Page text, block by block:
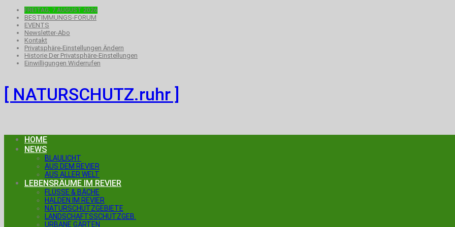
FREITAG, 7.AUGUST 2026
BESTIMMUNGS-FORUM
EVENTS
Newsletter-Abo
Kontakt
Privatsphäre-Einstellungen Ändern
Historie Der Privatsphäre-Einstellungen
Einwilligungen Widerrufen
[ NATURSCHUTZ.ruhr ]
HOME
NEWS
BLAULICHT
AUS DEM REVIER
AUS ALLER WELT
LEBENSRÄUME IM REVIER
FLÜSSE & BÄCHE
HALDEN IM REVIER
NATURSCHUTZGEBIETE
LANDSCHAFTSSCHUTZGEB.
URBANE GÄRTEN